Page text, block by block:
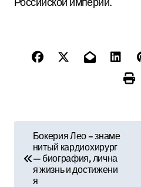
Бокерия Лео – знаме
нитый кардиохирург
— биография, лична
я жизнь и достижени
я